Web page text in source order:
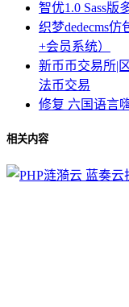
智优1.0 Sass版
织梦dedecms
+会员系统）
新币币交易所|
法币交易
修复 六国语言
相关内容